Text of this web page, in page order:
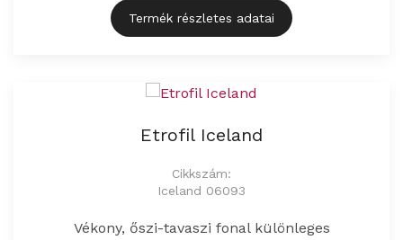
Termék részletes adatai
Etrofil Iceland
Cikkszám:
Iceland 06093
Vékony, őszi-tavaszi fonal különleges